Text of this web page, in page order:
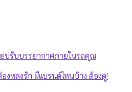
ปรับบรรยากาศภายในรถคุณ
หลงรัก มีแบรนด์ไหนบ้าง ต้องดู!